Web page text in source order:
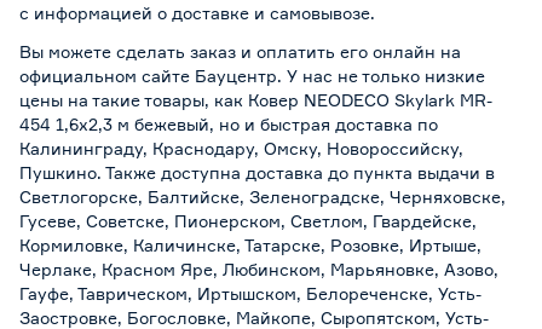
с информацией о доставке и самовывозе.
Вы можете сделать заказ и оплатить его онлайн на
официальном сайте Бауцентр. У нас не только низкие
цены на такие товары, как Ковер NEODECO Skylark MR-
454 1,6x2,3 м бежевый, но и быстрая доставка по
Калининграду, Краснодару, Омску, Новороссийску,
Пушкино. Также доступна доставка до пункта выдачи в
Светлогорске, Балтийске, Зеленоградске, Черняховске,
Гусеве, Советске, Пионерском, Светлом, Гвардейске,
Кормиловке, Каличинске, Татарске, Розовке, Иртыше,
Черлаке, Красном Яре, Любинском, Марьяновке, Азово,
Гауфе, Таврическом, Иртышском, Белореченске, Усть-
Заостровке, Богословке, Майкопе, Сыропятском, Усть-